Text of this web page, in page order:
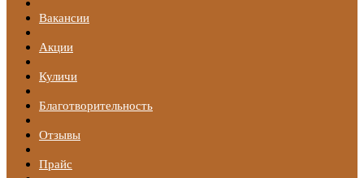
Вакансии
Акции
Куличи
Благотворительность
Отзывы
Прайс